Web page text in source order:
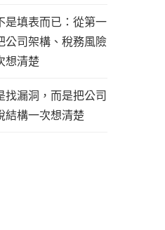
是填表而已：從第一
公司架構、稅務風險
想清楚
找漏洞，而是把公司
結構一次想清楚